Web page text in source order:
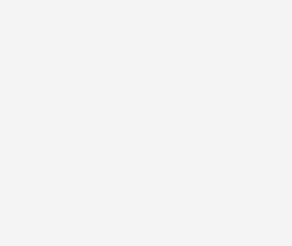
heti viiden prosentin lisähinnalla.